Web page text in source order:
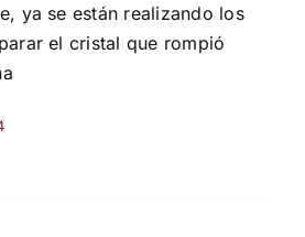
ya se están realizando los
el cristal que rompió